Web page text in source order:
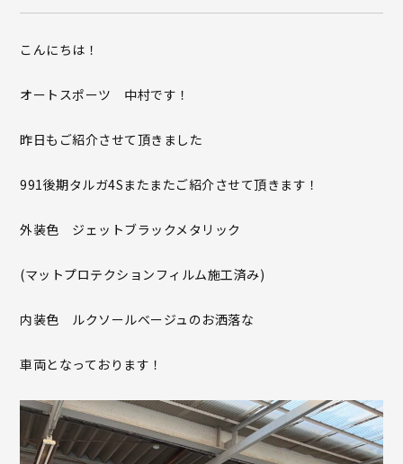
こんにちは！
オートスポーツ 中村です！
昨日もご紹介させて頂きました
991後期タルガ4Sまたまたご紹介させて頂きます！
外装色 ジェットブラックメタリック
(マットプロテクションフィルム施工済み)
内装色 ルクソールベージュのお洒落な
車両となっております！